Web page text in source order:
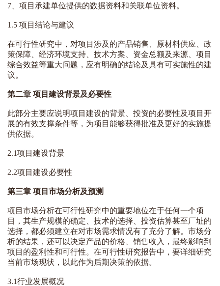
7、项目承建单位提供的数据资料和关联单位资料。
1.5 项目结论与建议
在可行性研究中，对项目涉及的产品销售、原材料供应、政
策保障、经济环境支持、技术方案、资金总额及来源、项目
综合效益等重大问题，应有明确的结论及具有可实施性的建
议。
第二章 项目建设背景及必要性
此部分主要应说明项目建设的背景、投资的必要性及项目开
展的有效支撑条件等，为项目能够获得批准及更好的实施提
供依据。
2.1项目建设背景
2.2项目建设必要性
第三章 项目市场分析及预测
项目市场分析在可行性研究中的重要地位在于任何一个项
目，其生产规模的确定、技术的选择、投资估算甚至厂址的
选择，都必须建立在对市场需求情况有了充分了解。市场分
析的结果，还可以决定产品的价格、销售收入，最终影响到
项目的盈利性和可行性。在可行性研究报告中，要详细研究
当前市场现状，以此作为后期决策的依据。
3.1行业发展概况